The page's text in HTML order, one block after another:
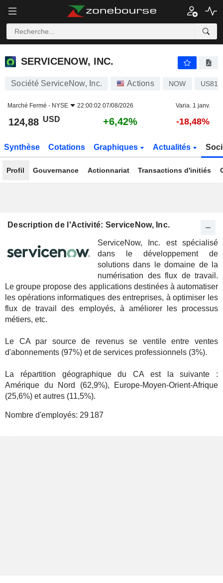
SERVICENOW, INC.
SERVICENOW, INC.
Société ServiceNow, Inc. Actions NOW
Marché Fermé - NYSE 22:00:02 07/08/2026 Varia. 1 janv.
124,88 USD +6,42% -18,48%
Synthèse Cotations Graphiques Actualités
Profil Gouvernance Actionnariat Transactions d'initiés
Description de l'Activité: ServiceNow, Inc.
ServiceNow, Inc. est spécialisé
dans le développement de
solutions dans le domaine de la
numérisation des flux de travail.
Le groupe propose des applications destinées à automatiser
les opérations informatiques des entreprises, à optimiser les
flux de travail des employés, à améliorer les processus
métiers, etc.
Le CA par source de revenus se ventile entre ventes
d'abonnements (97%) et de services professionnels (3%).
La répartition géographique du CA est la suivante :
Amérique du Nord (62,9%), Europe-Moyen-Orient-Afrique
(25,6%) et autres (11,5%).
Nombre d'employés: 29 187